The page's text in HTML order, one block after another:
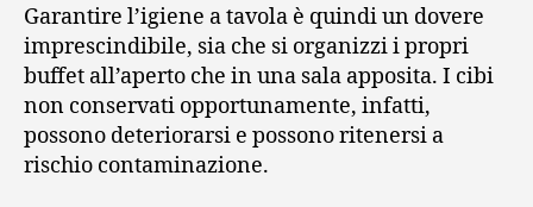
Garantire l’igiene a tavola è quindi un dovere
imprescindibile, sia che si organizzi i propri
buffet all’aperto che in una sala apposita. I cibi
non conservati opportunamente, infatti,
possono deteriorarsi e possono ritenersi a
rischio contaminazione.